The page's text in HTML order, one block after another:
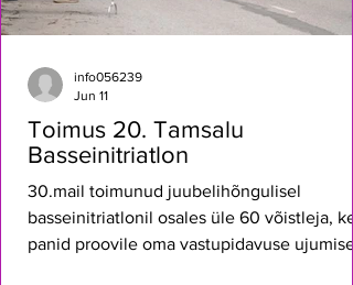
Toimus 20. Tamsalu
Basseinitriatlon
30.mail toimunud juubelihõngulisel
basseinitriatlonil osales üle 60 võistleja,
panid proovile oma vastupidavuse
info056239
Jun 11